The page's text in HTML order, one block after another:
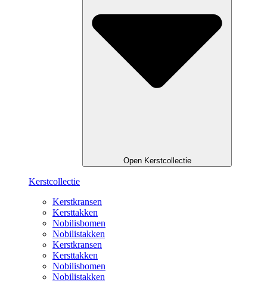
Open Kerstcollectie
Kerstcollectie
Kerstkransen
Kersttakken
Nobilisbomen
Nobilistakken
Kerstkransen
Kersttakken
Nobilisbomen
Nobilistakken